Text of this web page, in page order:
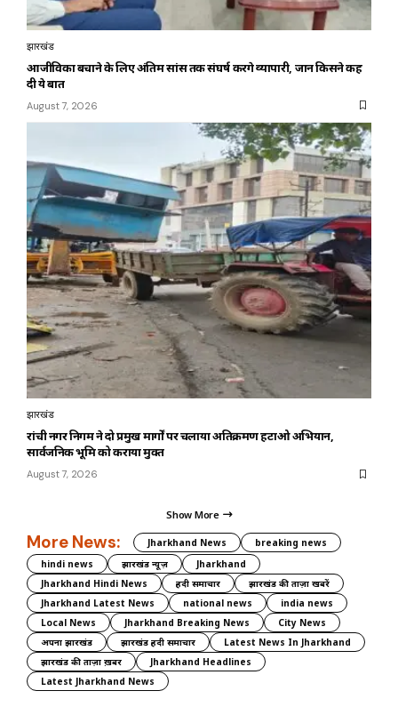
झारखंड
आजीविका बचाने के लिए अंतिम सांस तक संघर्ष करेंगे व्यापारी, जानें किसने कह
दी ये बात
August 7, 2026
झारखंड
रांची नगर निगम ने दो प्रमुख मार्गों पर चलाया अतिक्रमण हटाओ अभियान,
सार्वजनिक भूमि को कराया मुक्त
August 7, 2026
Show More
More News: Jharkhand News
breaking news
hindi news
झारखंड न्यूज़
Jharkhand
Jharkhand Hindi News
हिंदी समाचार
झारखंड की ताज़ा खबरें
Jharkhand Latest News
national news
india news
Local News
Jharkhand Breaking News
City News
अपना झारखंड
झारखंड हिंदी समाचार
Latest News In Jharkhand
झारखंड की ताज़ा ख़बर
Jharkhand Headlines
Latest Jharkhand News